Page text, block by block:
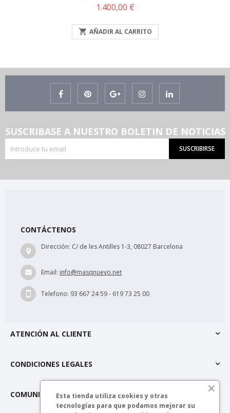
Precio
1.400,00 €
 AÑADIR AL CARRITO
SUSCRIBASE A NUESTRO BOLETIN DE NOTICIAS
SUSCRIBIRSE
CONTÁCTENOS
Dirección: C/ de les Antilles 1-3, 08027 Barcelona
Email: info@masqnuevo.net
Telefono: 93 667 24 59 - 619 73 25 00
ATENCIÓN AL CLIENTE
CONDICIONES LEGALES
COMUNIDAD MÁSQNUEVOEsta tienda utiliza cookies y otras
tecnologías para que podamos mejorar su